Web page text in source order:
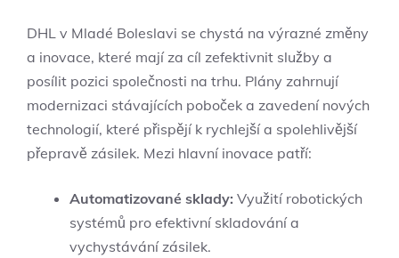
DHL v Mladé Boleslavi se chystá na výrazné změny
a inovace, které mají za cíl zefektivnit služby a
posílit pozici společnosti na trhu. Plány zahrnují
modernizaci stávajících poboček a zavedení nových
technologií, které přispějí k rychlejší a spolehlivější
přepravě zásilek. Mezi hlavní inovace patří:
Automatizované sklady: Využití robotických
systémů pro efektivní skladování a
vychystávání zásilek.